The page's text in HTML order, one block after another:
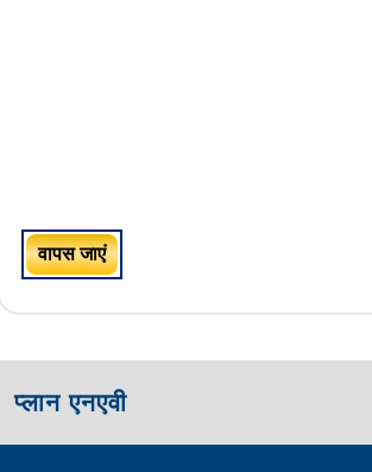
वापस जाएं
प्लान एनएवी